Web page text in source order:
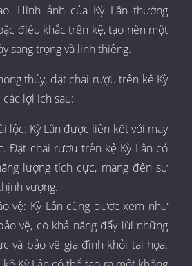
Hình ảnh của Kỳ Lân thường
điêu khắc trên kệ, tạo nên một
sang trọng và linh thiêng.
thủy, đặt chai rượu trên kệ Kỳ
lợi ích sau:
lộc: Kỳ Lân được liên kết với may
Đặt chai rượu trên kệ Kỳ Lân có
lượng tích cực, mang đến sự
vượng.
vệ: Kỳ Lân cũng được xem như
vệ, có khả năng đẩy lùi những
và bảo vệ gia đình khỏi tai họa.